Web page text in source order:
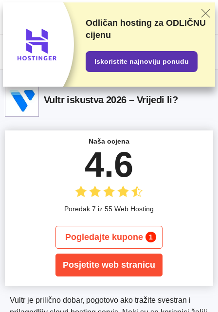
Ocjenjujemo dobavljače na temelju rigoroznog testiranja i istraživanja, ali
također uzimamo u obzir vaše povratne informacije i naše komercijalne
ugovore s pružateljima usluga. Ova stranica sadrži partnerske veze.
Transparentnost oglašavanja
US$
Vultr iskustva 2026 – Vrijedi li?
Vultr je prilično dobar, pogotovo ako tražite svestran i
Naša ocjena
4.6
Poredak 7 iz 55 Web Hosting
Pogledajte kupone 1
Posjetite web stranicu
Odličan hosting za ODLIČNU
cijenu
Iskoristite najnoviju ponudu